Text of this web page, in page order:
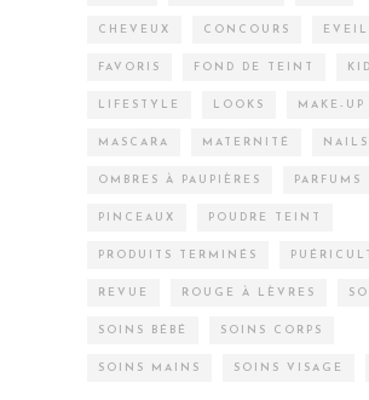
CHEVEUX CONCOURS EVEIL
FAVORIS FOND DE TEINT
LIFESTYLE LOOKS MAKE-UP
MASCARA MATERNITÉ NAILS
OMBRES À PAUPIÈRES PARFUMS
PINCEAUX POUDRE TEINT
PRODUITS TERMINÉS
REVUE ROUGE À LÈVRES
SOINS BÉBÉ SOINS CORPS
SOINS MAINS SOINS VISAGE